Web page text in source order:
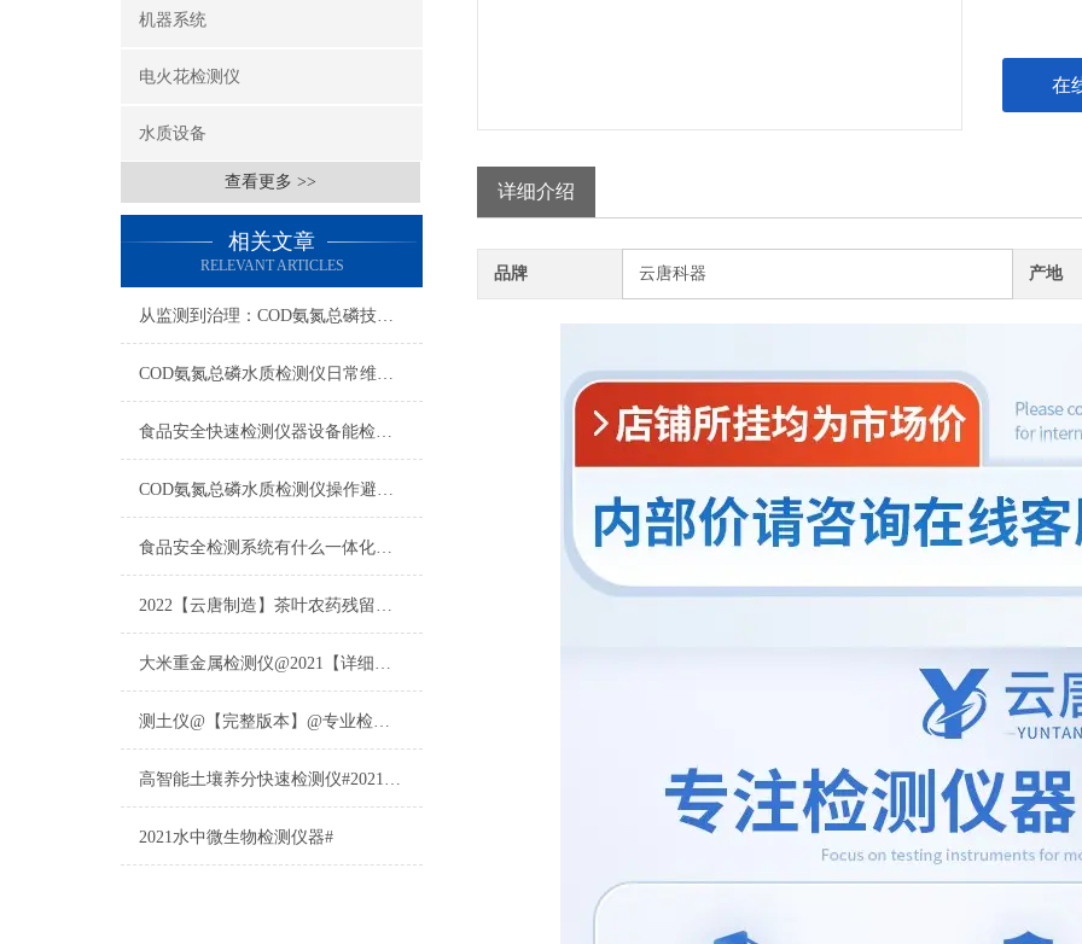
机器系统
电火花检测仪
水质设备
查看更多 >>
相关文章
RELEVANT ARTICLES
从监测到治理：COD氨氮总磷技术的双领域实战解析
COD氨氮总磷水质检测仪日常维护与试剂管理，降低故障率就靠这几招
食品安全快速检测仪器设备能检什么？一张表说清适用范围
COD氨氮总磷水质检测仪操作避坑指南：这几个步骤直接影响数据准确性
食品安全检测系统有什么一体化配置·2023仪器仪表推荐·山东云唐
2022【云唐制造】茶叶农药残留检测仪多少钱一台@山东云唐仪器仪表制造
大米重金属检测仪@2021【详细版本】@专业检测大米重金属仪器仪表
测土仪@【完整版本】@专业检测土壤的仪器仪表
高智能土壤养分快速检测仪#2021【土壤养分检测专用仪器仪表】
2021水中微生物检测仪器#
在
详细介绍
品牌 云唐科器 产地